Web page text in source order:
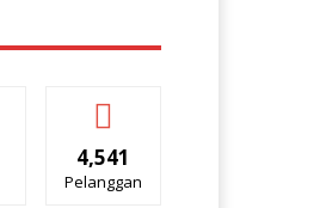
4,541
Pelanggan